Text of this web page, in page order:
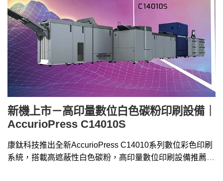
新機上市－高印量數位白色碳粉印刷設備｜
AccurioPress C14010S
康鈦科技推出全新AccurioPress C14010系列數位彩色印刷
系統，搭載高遮蔽性白色碳粉，高印量數位印刷設備推薦請